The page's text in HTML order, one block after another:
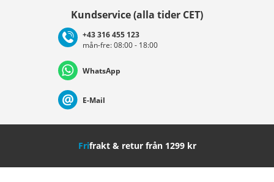
Deutschland Österreich
Nederland Italia (Italiano) Italien (Deutsch)
Kundservice (alla tider CET)
+43 316 455 123
mån-fre: 08:00 - 18:00
WhatsApp
E-Mail
Frifrakt & retur från 1299 kr